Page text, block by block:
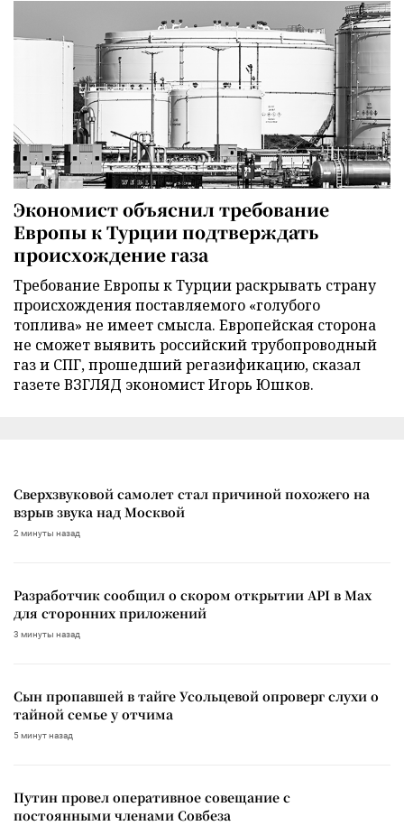
Экономист объяснил требование
Европы к Турции подтверждать
происхождение газа
Требование Европы к Турции раскрывать страну
происхождения поставляемого «голубого
топлива» не имеет смысла. Европейская сторона
не сможет выявить российский трубопроводный
газ и СПГ, прошедший регазификацию, сказал
газете ВЗГЛЯД экономист Игорь Юшков.
Сверхзвуковой самолет стал причиной похожего на
взрыв звука над Москвой
2 минуты назад
Разработчик сообщил о скором открытии API в Max
для сторонних приложений
3 минуты назад
Сын пропавшей в тайге Усольцевой опроверг слухи о
тайной семье у отчима
5 минут назад
Путин провел оперативное совещание с
постоянными членами Совбеза